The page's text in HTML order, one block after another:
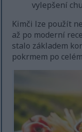
vylepšení
Kimči lze použít
až po moderní
stalo základem
pokrmem po